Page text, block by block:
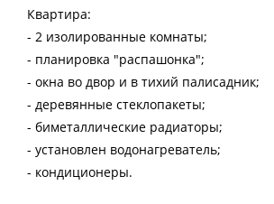
Квартира:
- 2 изолированные комнаты;
- планировка "распашонка";
- окна во двор и в тихий палисадник;
- деревянные стеклопакеты;
- биметаллические радиаторы;
- установлен водонагреватель;
- кондиционеры.